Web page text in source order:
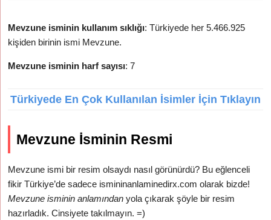
Mevzune isminin kullanım sıklığı: Türkiyede her 5.466.925
kişiden birinin ismi Mevzune.
Mevzune isminin harf sayısı: 7
Türkiyede En Çok Kullanılan İsimler İçin Tıklayın
Mevzune İsminin Resmi
Mevzune ismi bir resim olsaydı nasıl görünürdü? Bu eğlenceli
fikir Türkiye’de sadece ismininanlaminedirx.com olarak bizde!
Mevzune isminin anlamından yola çıkarak şöyle bir resim
hazırladık. Cinsiyete takılmayın. =)